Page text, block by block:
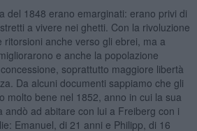
del 1848 erano emarginati: erano privi di
a vivere nei ghetti. Con la rivoluzione
anche verso gli ebrei, ma a
e anche la popolazione
soprattutto maggiore libertà
Da alcuni documenti sappiamo che gli
molto bene nel 1852, anno in cui la sua
andò ad abitare con lui a Freiberg con i
Emanuel, di 21 anni e Philipp, di 16